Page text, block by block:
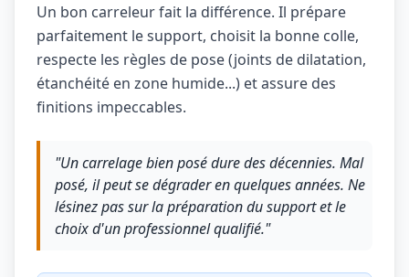
Un bon carreleur fait la différence. Il prépare
parfaitement le support, choisit la bonne colle,
respecte les règles de pose (joints de dilatation,
étanchéité en zone humide...) et assure des
finitions impeccables.
"Un carrelage bien posé dure des décennies. Mal
posé, il peut se dégrader en quelques années. Ne
lésinez pas sur la préparation du support et le
choix d'un professionnel qualifié."